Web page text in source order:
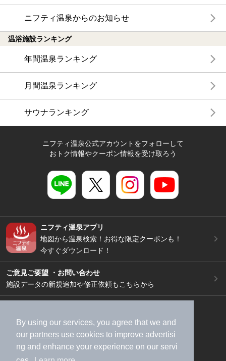
By using our services, you agree that we and
our partners use cookies to improve advertisi
ng and enhance your experience on our servi
ニフティ温泉からのお知らせ
温浴施設ランキング
年間温泉ランキング
月間温泉ランキング
サウナランキング
ニフティ温泉公式アカウントをフォローして
おトク情報やクーポン情報を受け取ろう
ニフティ温泉アプリ
地図から温泉検索！お得な限定クーポンも！
今すぐダウンロード！
ご意見ご要望 ・お問い合わせ
施設データの新規追加や修正依頼もこちらから
加盟店募集（資料請求）
広告出稿のご案内
利用規約
ライフスタイルMEMBERS+規約
特定商取引法に基づく表記
ヘルプ
採用情報